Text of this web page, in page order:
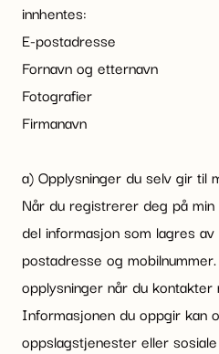
innhentes:
E-postadresse
Fornavn og etternavn
Fotografier
Firmanavn
a) Opplysninger du selv gir til
Når du registrerer deg på
del informasjon som lagres
postadresse og
opplysninger når du kontakter
Informasjonen du oppgir kan
oppslagstjenester eller